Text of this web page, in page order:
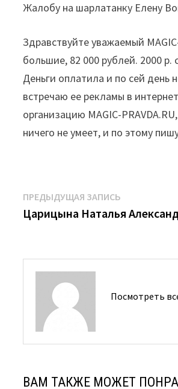
Жалобу на шарлатанку Елену
Здравствуйте уважаемый
большие, 82 000 рублей. 2000 р.
Деньги оплатила и по сей день
встречаю ее рекламы в
организацию MAGIC-
ничего не умеет, и по этому
Навигация
по
ПРЕДЫДУЩАЯ ЗАПИСЬ
запись:
Царицына Наталья
Посмотреть
ВАМ ТАКЖЕ МОЖЕТ